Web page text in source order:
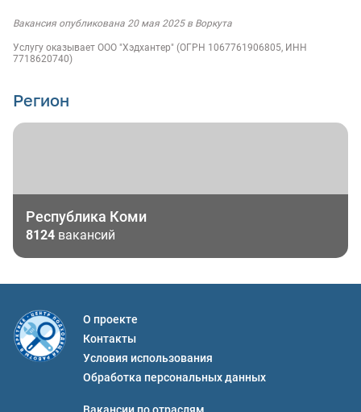
Вакансия опубликована 20 мая 2025 в Воркута
Услугу оказывает ООО "Хэдхантер" (ОГРН 1067761906805, ИНН
7718620740)
Регион
Республика Коми
8124 вакансий
О проекте
Контакты
Условия использования
Обработка персональных данных